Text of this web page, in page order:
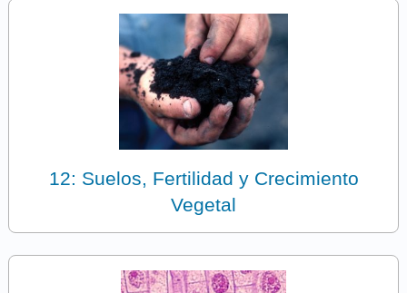
12: Suelos, Fertilidad y Crecimiento
Vegetal